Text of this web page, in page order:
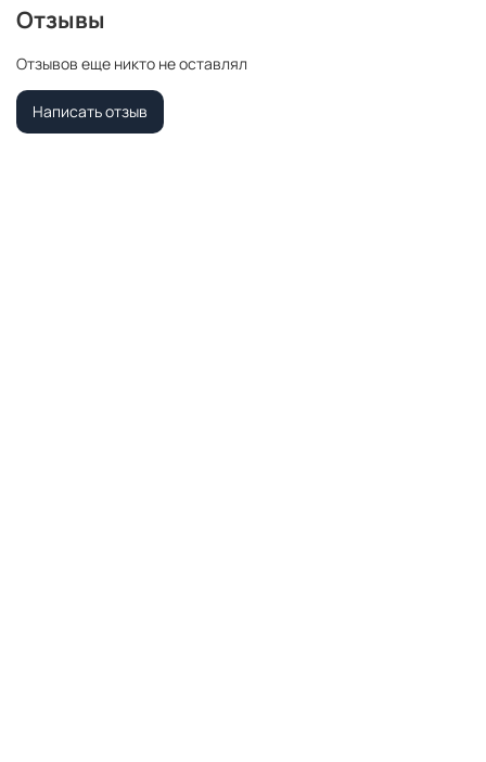
бисером и алмазной мозаики • Медалей, орденов,
украшений - Используется как настенная или настольная
фоторамка (нет подставки) 4. Преимущества: -
Универсальность: квадратные и прямоугольные форматы,
размеры от 10х10 до 100х100 см - Удобство: можно повесить
Отзывы
Отзывов еще никто не оставлял
Написать отзыв